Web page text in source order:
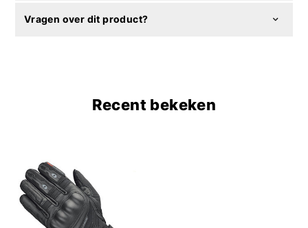
Vragen over dit product?
Recent bekeken